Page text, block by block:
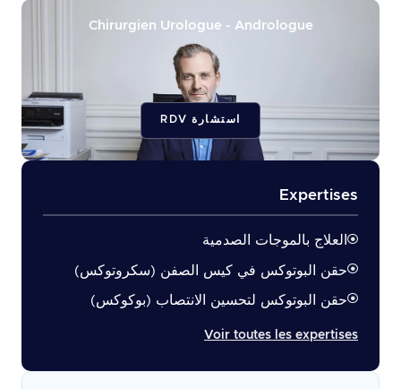
Chirurgien Urologue - Andrologue
استشارة RDV
Expertises
العلاج بالموجات الصدمية
حقن البوتوكس في كيس الصفن (سكروتوكس)
حقن البوتوكس لتحسين الانتصاب (بوكوكس)
Voir toutes les expertises